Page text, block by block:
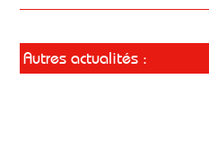
Autres actualités :